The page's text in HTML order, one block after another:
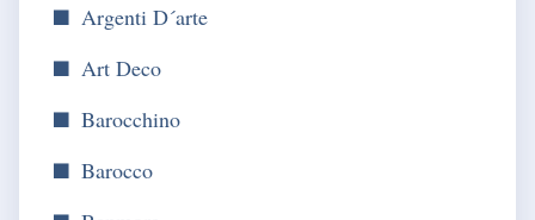
Argenti D´arte
Art Deco
Barocchino
Barocco